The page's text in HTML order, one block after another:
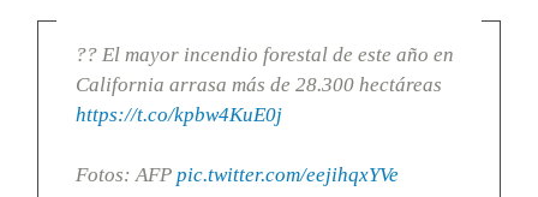
?? El mayor incendio forestal de este año en
California arrasa más de 28.300 hectáreas
https://t.co/kpbw4KuE0j
Fotos: AFP pic.twitter.com/eejihqxYVe